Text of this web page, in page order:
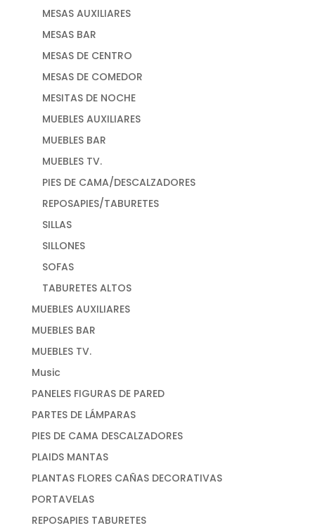
MESAS AUXILIARES
MESAS BAR
MESAS DE CENTRO
MESAS DE COMEDOR
MESITAS DE NOCHE
MUEBLES AUXILIARES
MUEBLES BAR
MUEBLES TV.
PIES DE CAMA/DESCALZADORES
REPOSAPIES/TABURETES
SILLAS
SILLONES
SOFAS
TABURETES ALTOS
MUEBLES AUXILIARES
MUEBLES BAR
MUEBLES TV.
Music
PANELES FIGURAS DE PARED
PARTES DE LÁMPARAS
PIES DE CAMA DESCALZADORES
PLAIDS MANTAS
PLANTAS FLORES CAÑAS DECORATIVAS
PORTAVELAS
REPOSAPIES TABURETES